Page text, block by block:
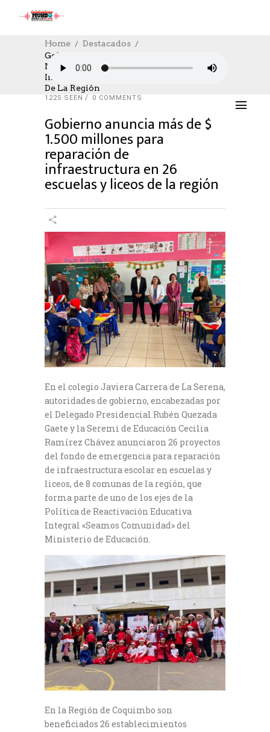
Home
Destacados
Gobierno Anuncia Más De $ 1.500
Millones Para Reparación De
Infraestructura En 26 Escuelas Y Liceos
De La Región
DESTACADOS EDUCACION,FACEBOOK LIVE
NOTICIAS
06/12/2022
AUTHOR: HECTOR
1225 SEEN
0 COMMENTS
Gobierno anuncia más de $
1.500 millones para
reparación de
infraestructura en 26
escuelas y liceos de la región
En el colegio Javiera Carrera de La Serena,
autoridades de gobierno, encabezadas por
el Delegado Presidencial Rubén Quezada
Gaete y la Seremi de Educación Cecilia
Ramírez Chávez anunciaron 26 proyectos
del fondo de emergencia para reparación
de infraestructura escolar en escuelas y
liceos, de 8 comunas de la región, que
forma parte de uno de los ejes de la
Política de Reactivación Educativa
Integral «Seamos Comunidad» del
Ministerio de Educación.
En la Región de Coquimbo son
beneficiados 26 establecimientos